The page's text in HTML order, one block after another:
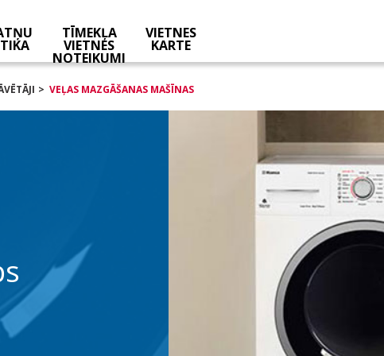
TĪMEKĻA
VIETNES
NOTEIKUMI
VIETNES
KARTE
VEĻAS MAZGĀŠANAS MAŠĪNAS